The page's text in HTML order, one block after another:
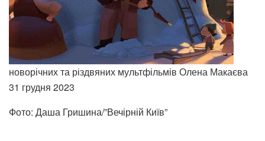
новорічних та різдвяних мультфільмів Олена Макаєва
31 грудня 2023
Фото: Даша Гришина/”Вечірній Київ”